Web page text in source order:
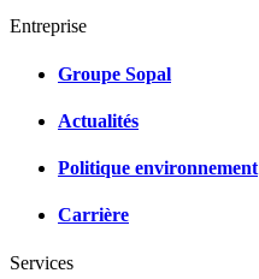
Entreprise
Groupe Sopal
Actualités
Politique environnement
Carrière
Services